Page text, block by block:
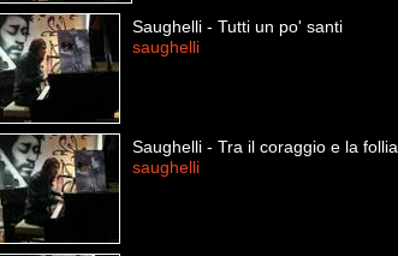
Saughelli - Tutti un po' santi
saughelli
Saughelli - Tra il coraggio e la follia
saughelli